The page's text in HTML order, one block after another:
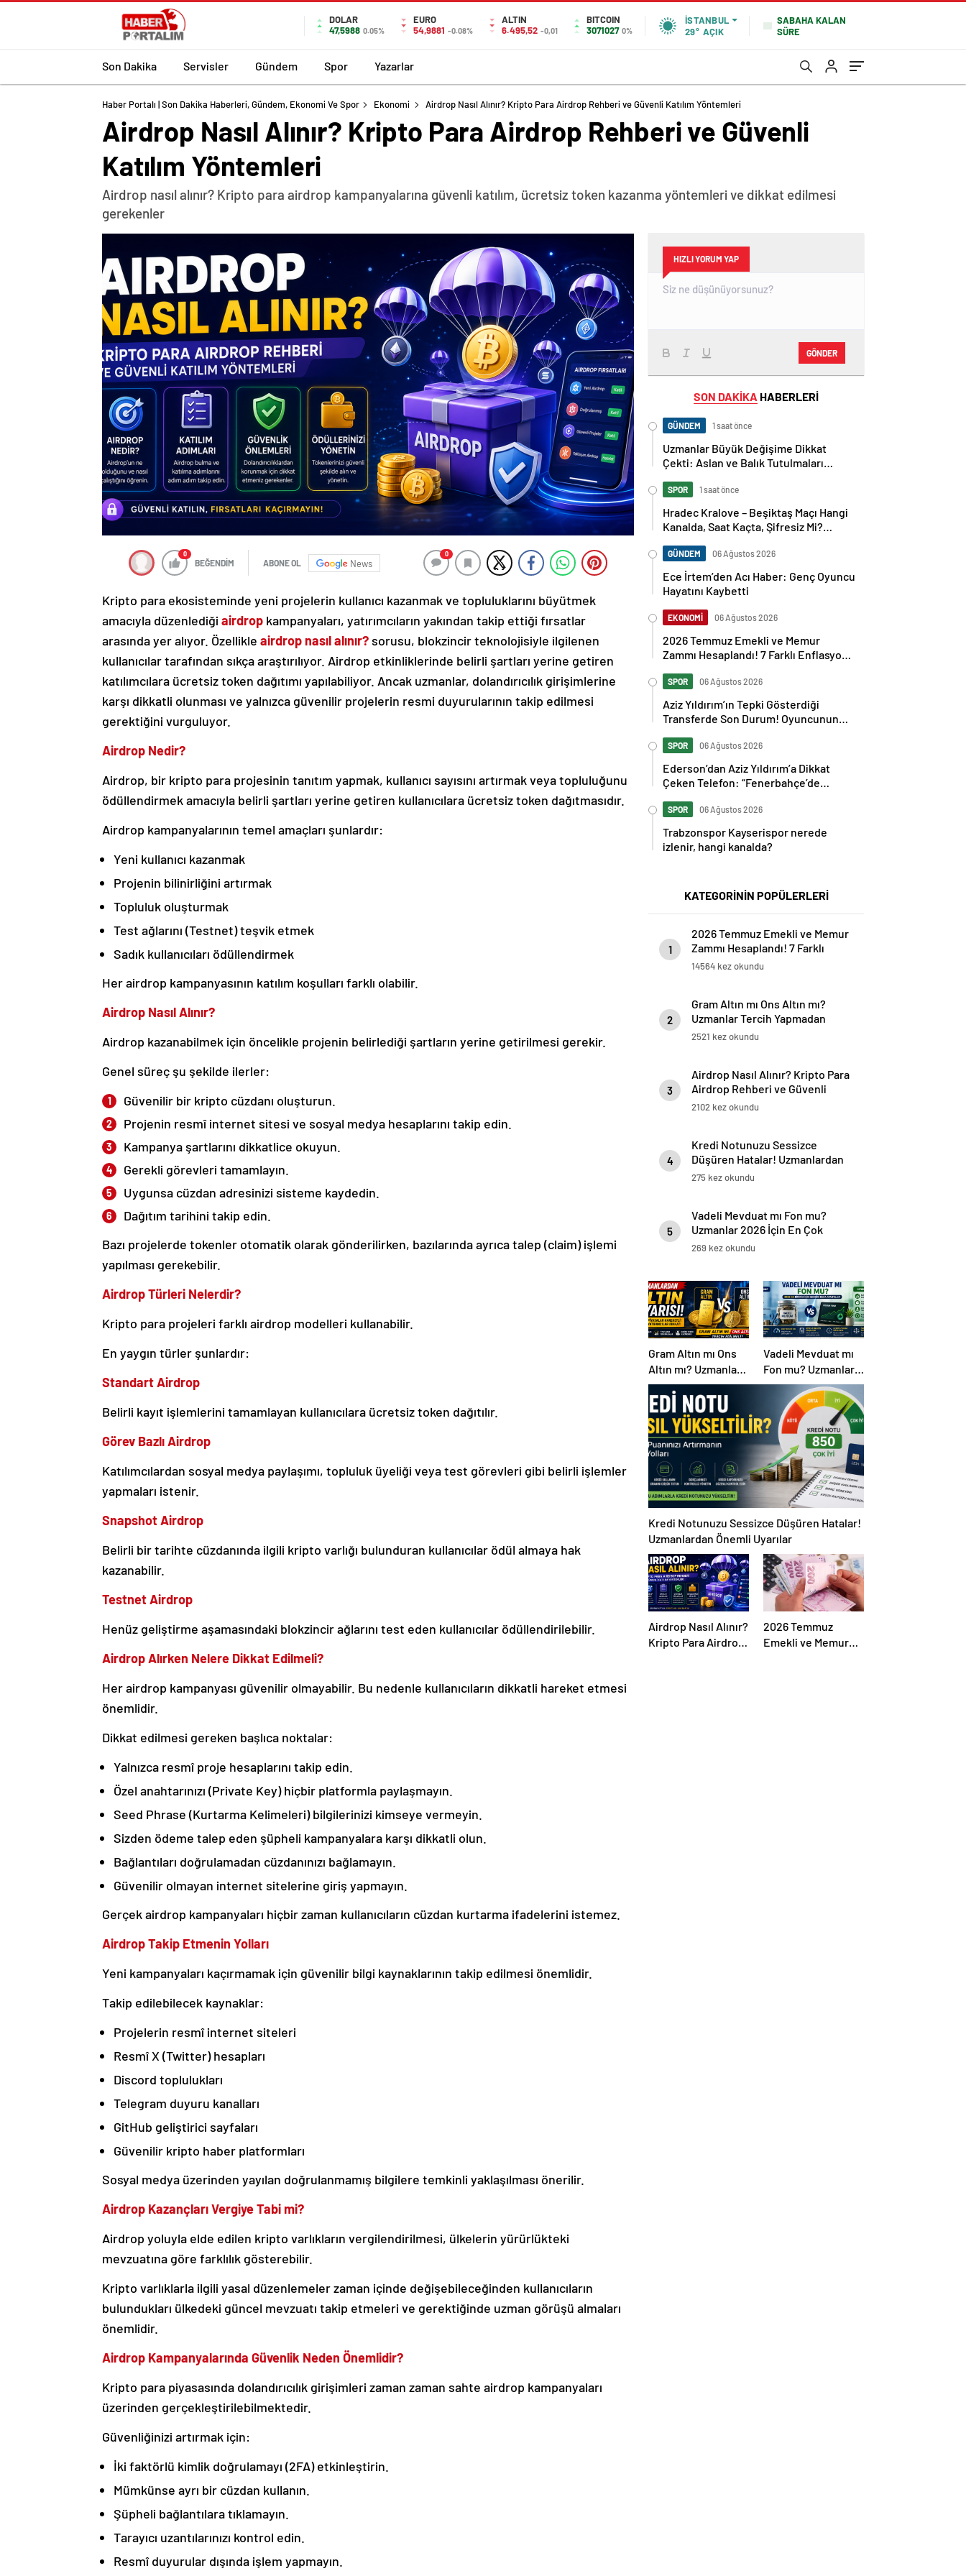
DOLAR
47,5988 0.05%
EURO
54,9881 -0.08%
ALTIN
6.495,52 -0,01
BITCOIN
3071027 0%
İSTANBUL
29° AÇIK
SABAHA KALAN
SÜRE
Son Dakika Servisler Gündem Spor Yazarlar
Haber Portalı | Son Dakika Haberleri, Gündem, Ekonomi Ve Spor Ekonomi Airdrop Nasıl Alınır? Kripto Para Airdrop Rehberi ve Güvenli Katılım Yöntemleri
Airdrop Nasıl Alınır? Kripto Para Airdrop Rehberi ve Güvenli
Katılım Yöntemleri
Airdrop nasıl alınır? Kripto para airdrop kampanyalarına güvenli katılım, ücretsiz token kazanma yöntemleri ve dikkat edilmesi
gerekenler
0
BEĞENDİM ABONE OL News
0
Kripto para ekosisteminde yeni projelerin kullanıcı kazanmak ve topluluklarını büyütmek
amacıyla düzenlediği airdrop kampanyaları, yatırımcıların yakından takip ettiği fırsatlar
arasında yer alıyor. Özellikle airdrop nasıl alınır? sorusu, blokzincir teknolojisiyle ilgilenen
kullanıcılar tarafından sıkça araştırılıyor. Airdrop etkinliklerinde belirli şartları yerine getiren
katılımcılara ücretsiz token dağıtımı yapılabiliyor. Ancak uzmanlar, dolandırıcılık girişimlerine
karşı dikkatli olunması ve yalnızca güvenilir projelerin resmi duyurularının takip edilmesi
gerektiğini vurguluyor.
Airdrop Nedir?
Airdrop, bir kripto para projesinin tanıtım yapmak, kullanıcı sayısını artırmak veya topluluğunu
ödüllendirmek amacıyla belirli şartları yerine getiren kullanıcılara ücretsiz token dağıtmasıdır.
Airdrop kampanyalarının temel amaçları şunlardır:
Yeni kullanıcı kazanmak
Projenin bilinirliğini artırmak
Topluluk oluşturmak
Test ağlarını (Testnet) teşvik etmek
Sadık kullanıcıları ödüllendirmek
Her airdrop kampanyasının katılım koşulları farklı olabilir.
Airdrop Nasıl Alınır?
Airdrop kazanabilmek için öncelikle projenin belirlediği şartların yerine getirilmesi gerekir.
Genel süreç şu şekilde ilerler:
Güvenilir bir kripto cüzdanı oluşturun.
Projenin resmî internet sitesi ve sosyal medya hesaplarını takip edin.
Kampanya şartlarını dikkatlice okuyun.
Gerekli görevleri tamamlayın.
Uygunsa cüzdan adresinizi sisteme kaydedin.
Dağıtım tarihini takip edin.
Bazı projelerde tokenler otomatik olarak gönderilirken, bazılarında ayrıca talep (claim) işlemi
yapılması gerekebilir.
Airdrop Türleri Nelerdir?
Kripto para projeleri farklı airdrop modelleri kullanabilir.
En yaygın türler şunlardır:
Standart Airdrop
Belirli kayıt işlemlerini tamamlayan kullanıcılara ücretsiz token dağıtılır.
Görev Bazlı Airdrop
Katılımcılardan sosyal medya paylaşımı, topluluk üyeliği veya test görevleri gibi belirli işlemler
yapmaları istenir.
Snapshot Airdrop
Belirli bir tarihte cüzdanında ilgili kripto varlığı bulunduran kullanıcılar ödül almaya hak
kazanabilir.
Testnet Airdrop
Henüz geliştirme aşamasındaki blokzincir ağlarını test eden kullanıcılar ödüllendirilebilir.
Airdrop Alırken Nelere Dikkat Edilmeli?
Her airdrop kampanyası güvenilir olmayabilir. Bu nedenle kullanıcıların dikkatli hareket etmesi
önemlidir.
Dikkat edilmesi gereken başlıca noktalar:
Yalnızca resmî proje hesaplarını takip edin.
Özel anahtarınızı (Private Key) hiçbir platformla paylaşmayın.
Seed Phrase (Kurtarma Kelimeleri) bilgilerinizi kimseye vermeyin.
Sizden ödeme talep eden şüpheli kampanyalara karşı dikkatli olun.
Bağlantıları doğrulamadan cüzdanınızı bağlamayın.
Güvenilir olmayan internet sitelerine giriş yapmayın.
Gerçek airdrop kampanyaları hiçbir zaman kullanıcıların cüzdan kurtarma ifadelerini istemez.
Airdrop Takip Etmenin Yolları
Yeni kampanyaları kaçırmamak için güvenilir bilgi kaynaklarının takip edilmesi önemlidir.
Takip edilebilecek kaynaklar:
Projelerin resmî internet siteleri
Resmî X (Twitter) hesapları
Discord toplulukları
Telegram duyuru kanalları
GitHub geliştirici sayfaları
Güvenilir kripto haber platformları
Sosyal medya üzerinden yayılan doğrulanmamış bilgilere temkinli yaklaşılması önerilir.
Airdrop Kazançları Vergiye Tabi mi?
Airdrop yoluyla elde edilen kripto varlıkların vergilendirilmesi, ülkelerin yürürlükteki
mevzuatına göre farklılık gösterebilir.
Kripto varlıklarla ilgili yasal düzenlemeler zaman içinde değişebileceğinden kullanıcıların
bulundukları ülkedeki güncel mevzuatı takip etmeleri ve gerektiğinde uzman görüşü almaları
önemlidir.
Airdrop Kampanyalarında Güvenlik Neden Önemlidir?
Kripto para piyasasında dolandırıcılık girişimleri zaman zaman sahte airdrop kampanyaları
üzerinden gerçekleştirilebilmektedir.
Güvenliğinizi artırmak için:
İki faktörlü kimlik doğrulamayı (2FA) etkinleştirin.
Mümkünse ayrı bir cüzdan kullanın.
Şüpheli bağlantılara tıklamayın.
Tarayıcı uzantılarınızı kontrol edin.
Resmî duyurular dışında işlem yapmayın.
HIZLI YORUM YAP
GÖNDER
SON DAKİKA HABERLERİ
GÜNDEM 1 saat önce
Uzmanlar Büyük Değişime Dikkat
Çekti: Aslan ve Balık Tutulmaları
SPOR 1 saat önce
Hradec Kralove – Beşiktaş Maçı Hangi
Kanalda, Saat Kaçta, Şifresiz Mi?
Muhtemel 11’ler…
GÜNDEM 06 Ağustos 2026
Ece İrtem’den Acı Haber: Genç Oyuncu
Hayatını Kaybetti
EKONOMİ 06 Ağustos 2026
2026 Temmuz Emekli ve Memur
Zammı Hesaplandı! 7 Farklı Enflasyon
SPOR 06 Ağustos 2026
Aziz Yıldırım’ın Tepki Gösterdiği
Transferde Son Durum! Oyuncunun
SPOR 06 Ağustos 2026
Ederson’dan Aziz Yıldırım’a Dikkat
Çeken Telefon: “Fenerbahçe’de
SPOR 06 Ağustos 2026
Trabzonspor Kayserispor nerede
izlenir, hangi kanalda?
KATEGORİNİN POPÜLERLERİ
1
2026 Temmuz Emekli ve Memur
Zammı Hesaplandı! 7 Farklı
Enflasyon Senaryosu Masada
14564 kez okundu
2
Gram Altın mı Ons Altın mı?
Uzmanlar Tercih Yapmadan
Önce Bilinmesi Gerekenleri
2521 kez okundu
3
Airdrop Nasıl Alınır? Kripto Para
Airdrop Rehberi ve Güvenli
Katılım Yöntemleri
2102 kez okundu
4
Kredi Notunuzu Sessizce
Düşüren Hatalar! Uzmanlardan
Önemli Uyarılar
275 kez okundu
5
Vadeli Mevduat mı Fon mu?
Uzmanlar 2026 İçin En Çok
Merak Edilen Soruyu Yanıtladı
269 kez okundu
Gram Altın mı Ons
Altın mı? Uzmanlar
Tercih Yapmadan
Önce Bilinmesi
Gerekenleri
Açıkladı
Vadeli Mevduat mı
Fon mu? Uzmanlar
2026 İçin En Çok
Merak Edilen
Soruyu Yanıtladı
Kredi Notunuzu Sessizce Düşüren Hatalar!
Uzmanlardan Önemli Uyarılar
Airdrop Nasıl Alınır?
Kripto Para Airdrop
2026 Temmuz
Emekli ve Memur